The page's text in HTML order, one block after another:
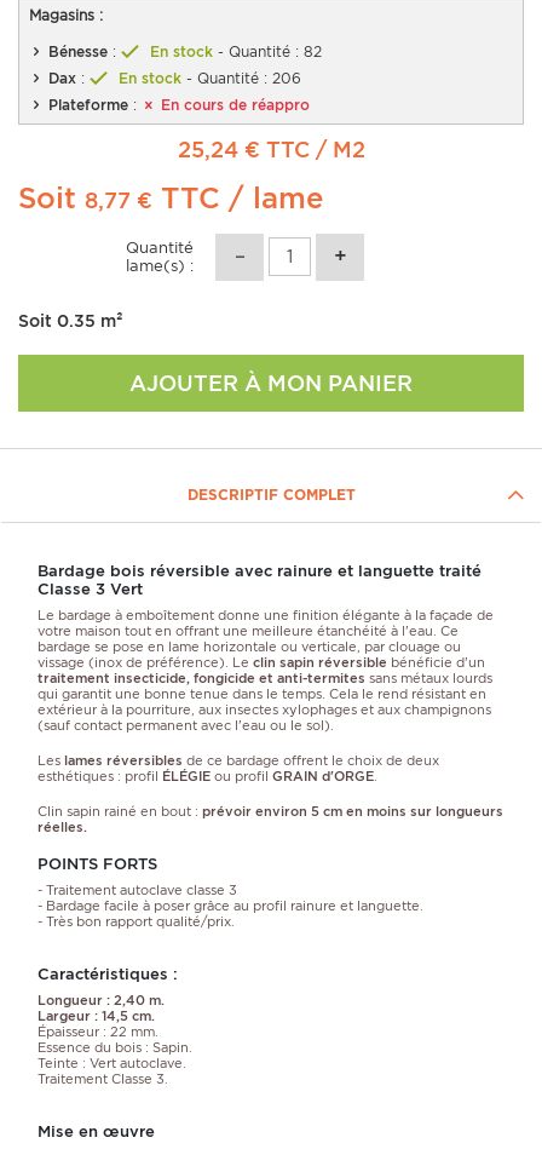
Magasins :
Bénesse : En stock - Quantité : 82
Dax : En stock - Quantité : 206
Plateforme : En cours de réappro
25,24 € TTC / M2
Soit 8,77 € TTC / lame
Quantité
lame(s) :
Soit 0.35 m²
AJOUTER À MON PANIER
DESCRIPTIF COMPLET
Bardage bois réversible avec rainure et languette traité
Classe 3 Vert
Le bardage à emboîtement donne une finition élégante à la façade de
votre maison tout en offrant une meilleure étanchéité à l'eau. Ce
bardage se pose en lame horizontale ou verticale, par clouage ou
vissage (inox de préférence). Le clin sapin réversible bénéficie d'un
traitement insecticide, fongicide et anti-termites sans métaux lourds
qui garantit une bonne tenue dans le temps. Cela le rend résistant en
extérieur à la pourriture, aux insectes xylophages et aux champignons
(sauf contact permanent avec l'eau ou le sol).
Les lames réversibles de ce bardage offrent le choix de deux
esthétiques : profil ÉLÉGIE ou profil GRAIN d'ORGE
Clin sapin rainé en bout : prévoir environ 5 cm en moins sur longueurs
réelles.
POINTS FORTS
- Traitement autoclave classe 3
- Bardage facile à poser grâce au profil rainure et languette.
- Très bon rapport qualité/prix.
Caractéristiques :
Longueur : 2,40 m.
Largeur : 14,5 cm.
Épaisseur : 22 mm.
Essence du bois : Sapin.
Teinte : Vert autoclave.
Traitement Classe 3.
Mise en œuvre